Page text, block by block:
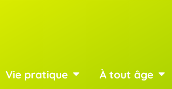
Vie pratique À tout âge